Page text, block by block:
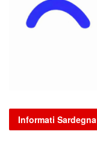
Informati Sardegna